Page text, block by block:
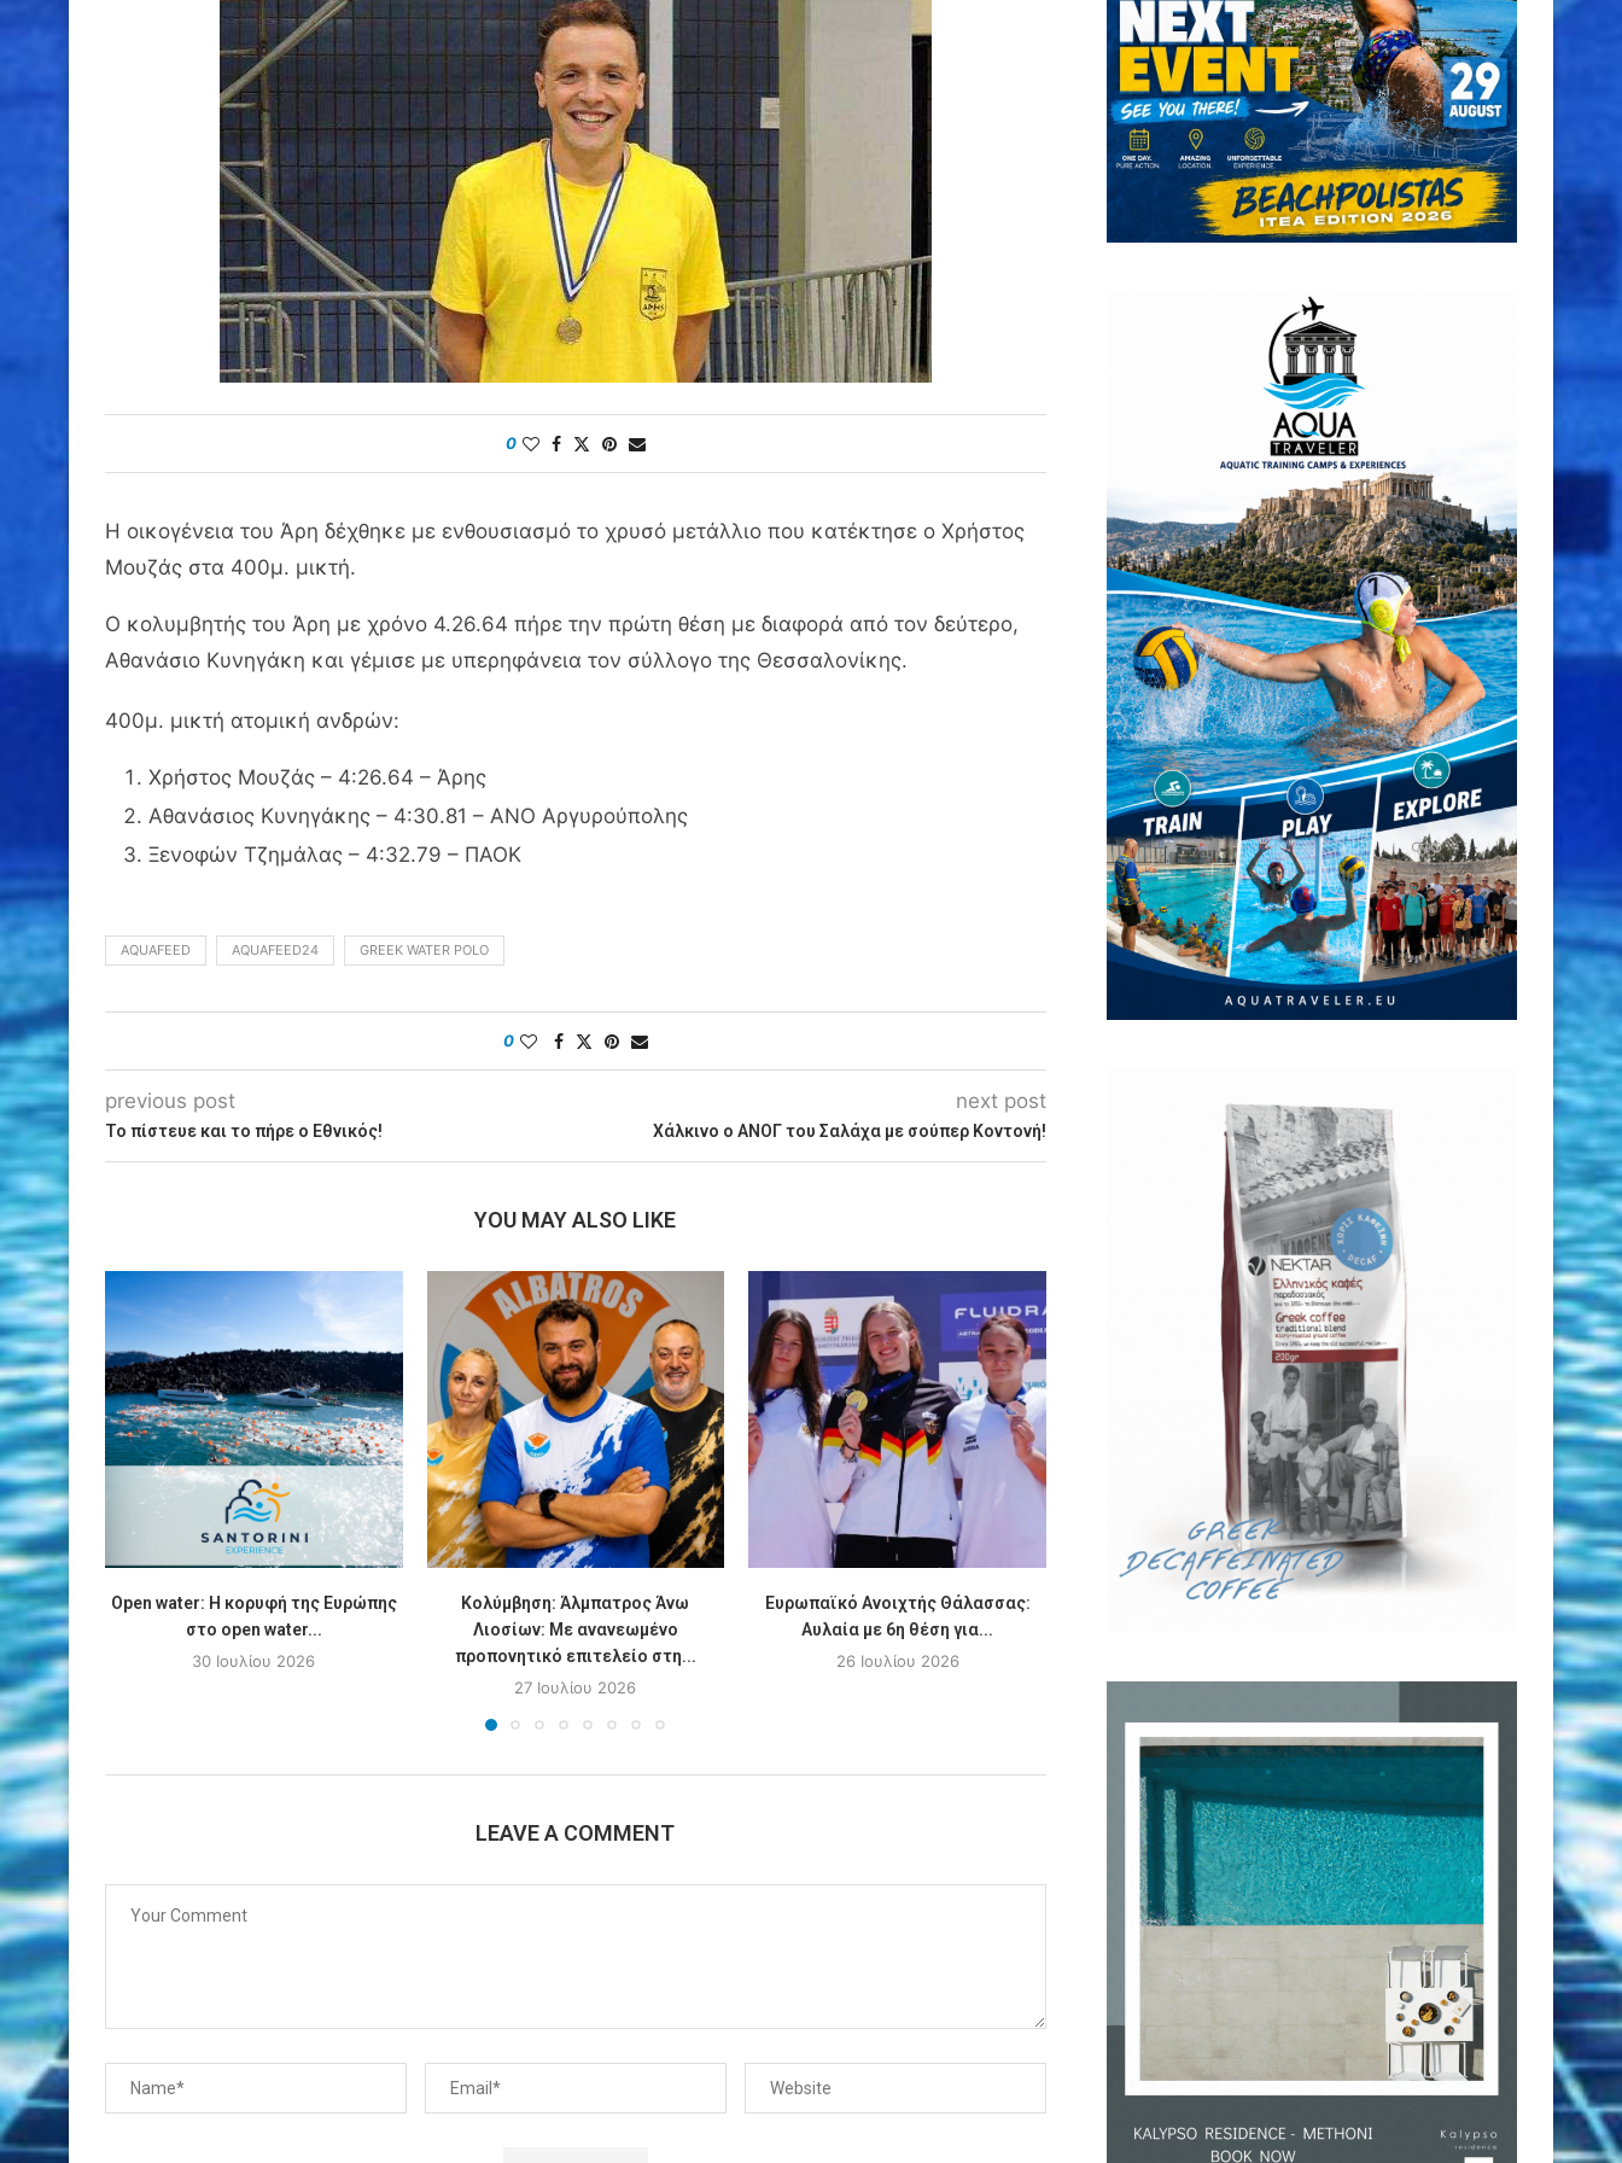
0
Η οικογένεια του Άρη δέχθηκε με ενθουσιασμό το χρυσό μετάλλιο που κατέκτησε ο Χρήστος
Μουζάς στα 400μ. μικτή.
Ο κολυμβητής του Άρη με χρόνο 4.26.64 πήρε την πρώτη θέση με διαφορά από τον δεύτερο,
Αθανάσιο Κυνηγάκη και γέμισε με υπερηφάνεια τον σύλλογο της Θεσσαλονίκης.
400μ. μικτή ατομική ανδρών:
Χρήστος Μουζάς – 4:26.64 – Άρης
Αθανάσιος Κυνηγάκης – 4:30.81 – ΑΝΟ Αργυρούπολης
Ξενοφών Τζημάλας – 4:32.79 – ΠΑΟΚ
AQUAFEED AQUAFEED24 GREEK WATER POLO
0
previous post
Το πίστευε και το πήρε ο Εθνικός!
next post
Xάλκινο ο ΑΝΟΓ του Σαλάχα με σούπερ Κοντονή!
YOU MAY ALSO LIKE
Οpen water: Η κορυφή της Ευρώπης
στο open water...
30 Ιουλίου 2026
Κολύμβηση: Άλμπατρος Άνω
Λιοσίων: Με ανανεωμένο
προπονητικό επιτελείο στη...
27 Ιουλίου 2026
Ευρωπαϊκό Ανοιχτής Θάλασσας:
Αυλαία με 6η θέση για...
26 Ιουλίου 2026
Ευρωπαϊκό Νέων Ανοιχτής
Κολύμβηση: Ιωνικός
προπονητικό επιτελείο
κολύμβηση με...
25 Ιουλίου 2026
LEAVE A COMMENT